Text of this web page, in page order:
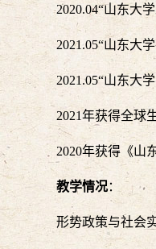
2020.04“山东大
2021.05“山东大
2021.05“山东大
2021年获得全球
2020年获得《山
教学情况：
形势政策与社会